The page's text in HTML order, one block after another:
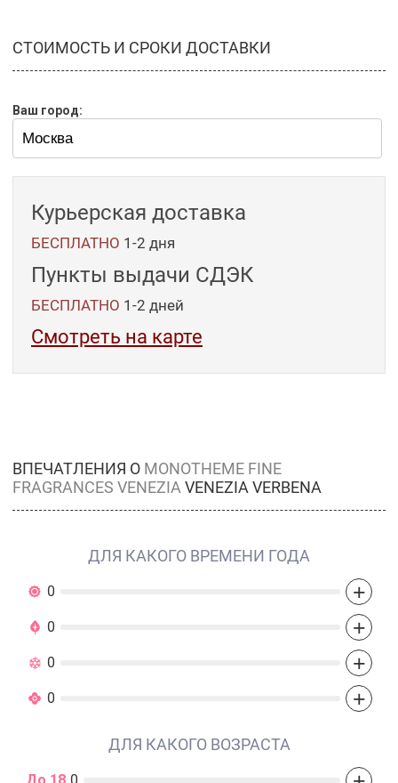
СТОИМОСТЬ И СРОКИ ДОСТАВКИ
Ваш город:
Курьерская доставка
БЕСПЛАТНО 1-2 дня
Пункты выдачи СДЭК
БЕСПЛАТНО 1-2 дней
Смотреть на карте
ВПЕЧАТЛЕНИЯ О MONOTHEME FINE
FRAGRANCES VENEZIA VENEZIA VERBENA
ДЛЯ КАКОГО ВРЕМЕНИ ГОДА
0 +
0 +
0 +
0 +
ДЛЯ КАКОГО ВОЗРАСТА